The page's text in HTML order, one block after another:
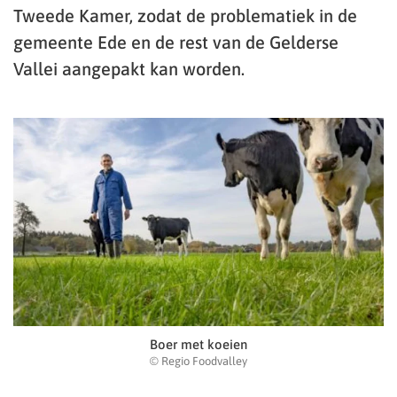
Tweede Kamer, zodat de problematiek in de
gemeente Ede en de rest van de Gelderse
Vallei aangepakt kan worden.
Boer met koeien
© Regio Foodvalley